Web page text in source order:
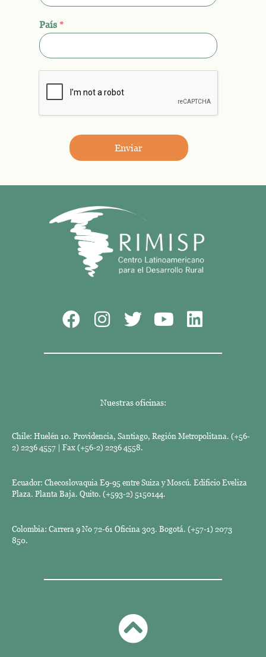
País *
Enviar
Nuestras oficinas:
Chile: Huelén 10. Providencia, Santiago, Región Metropolitana. (+56-
2) 2236 4557 | Fax (+56-2) 2236 4558.
Ecuador: Checoslovaquia E9-95 entre Suiza y Moscú. Edificio Eveliza
Plaza. Planta Baja. Quito. (+593-2) 5150144.
Colombia: Carrera 9 No 72-61 Oficina 303. Bogotá. (+57-1) 2073
850.